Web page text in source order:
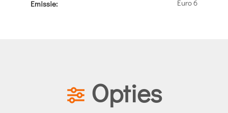
Emissie: Euro 6
Opties